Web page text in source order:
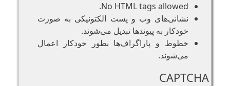
No HTML tags allowed.
نشانی‌های وب و پست الکتونیکی به صورت
خودکار به پیوند‌ها تبدیل می‌شوند.
خطوط و پاراگراف‌ها بطور خودکار اعمال
می‌شوند.
CAPTCHA